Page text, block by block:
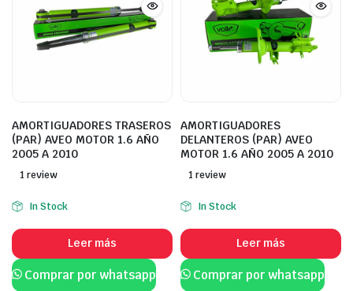
AMORTIGUADORES TRASEROS
(PAR) AVEO MOTOR 1.6 AÑO
2005 A 2010
1 review
In Stock
Leer más
Comprar por whatsapp
AMORTIGUADORES
DELANTEROS (PAR) AVEO
MOTOR 1.6 AÑO 2005 A 2010
1 review
In Stock
Leer más
Comprar por whatsapp